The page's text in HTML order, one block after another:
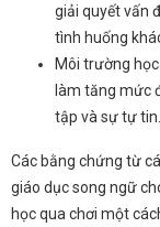
giải quyết vấn
tình huống
Môi trường
làm tăng mức
tập và sự tự tin.
Các bằng chứng từ
giáo dục song ngữ
học qua chơi một